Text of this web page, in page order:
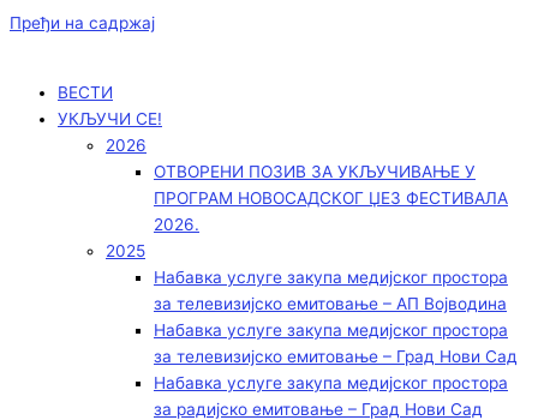
Пређи на садржај
ВЕСТИ
УКЉУЧИ СЕ!
2026
ОТВОРЕНИ ПОЗИВ ЗА УКЉУЧИВАЊЕ У
ПРОГРАМ НОВОСАДСКОГ ЏЕЗ ФЕСТИВАЛА
2026.
2025
Набавка услуге закупа медијског простора
за телевизијско емитовање – АП Војводинa
Набавка услуге закупа медијског простора
за телевизијско емитовање – Град Нови Сад
Набавка услуге закупа медијског простора
за радијско емитовање – Град Нови Сад